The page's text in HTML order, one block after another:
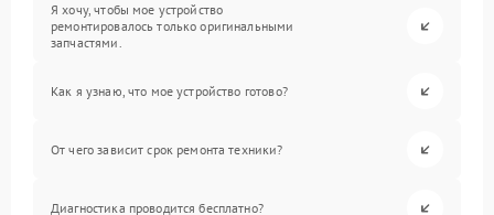
Я хочу, чтобы мое устройство
ремонтировалось только оригинальными
запчастями.
Как я узнаю, что мое устройство готово?
От чего зависит срок ремонта техники?
Диагностика проводится бесплатно?